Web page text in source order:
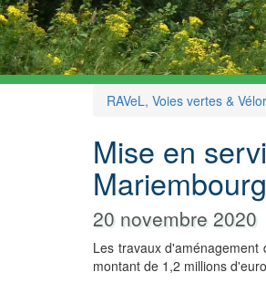
RAVeL, Voies vertes &
Mise en
Mariembourg
20 novembre 2020
Les travaux d'aménagement
montant de 1,2 millions